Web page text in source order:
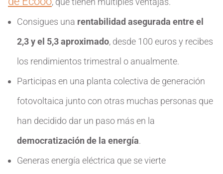
Consigues una rentabilidad asegurada entre el
2,3 y el 5,3 aproximado, desde 100 euros y recibes
los rendimientos trimestral o anualmente.
Participas en una planta colectiva de generación
fotovoltaica junto con otras muchas personas que
han decidido dar un paso más en la
democratización de la energía.
Generas energía eléctrica que se vierte